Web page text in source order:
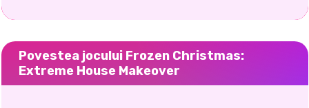
Povestea jocului Frozen Christmas:
Extreme House Makeover